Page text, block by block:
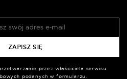
przez właściciela serwisu
podanych w formularzu.